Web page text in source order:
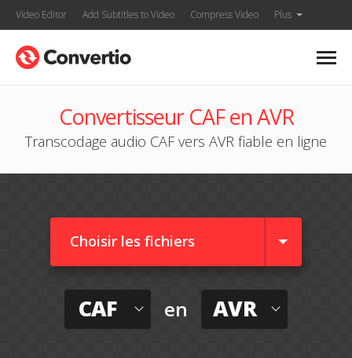
Video Editor Add Subtitles to Video Compress Video Plus
Convertisseur CAF en AVR
Transcodage audio CAF vers AVR fiable en ligne
Choisir les fichiers
CAF en AVR